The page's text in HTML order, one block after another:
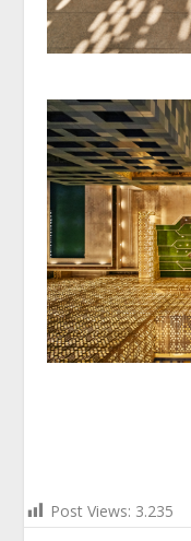
Post Views: 3.235